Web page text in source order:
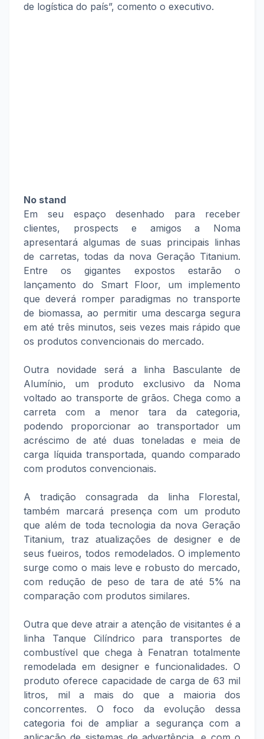
de logística do país”, comento o executivo.
No stand
Em seu espaço desenhado para receber
clientes, prospects e amigos a Noma
apresentará algumas de suas principais linhas
de carretas, todas da nova Geração Titanium.
Entre os gigantes expostos estarão o
lançamento do Smart Floor, um implemento
que deverá romper paradigmas no transporte
de biomassa, ao permitir uma descarga segura
em até três minutos, seis vezes mais rápido que
os produtos convencionais do mercado.
Outra novidade será a linha Basculante de
Alumínio, um produto exclusivo da Noma
voltado ao transporte de grãos. Chega como a
carreta com a menor tara da categoria,
podendo proporcionar ao transportador um
acréscimo de até duas toneladas e meia de
carga líquida transportada, quando comparado
com produtos convencionais.
A tradição consagrada da linha Florestal,
também marcará presença com um produto
que além de toda tecnologia da nova Geração
Titanium, traz atualizações de designer e de
seus fueiros, todos remodelados. O implemento
surge como o mais leve e robusto do mercado,
com redução de peso de tara de até 5% na
comparação com produtos similares.
Outra que deve atrair a atenção de visitantes é a
linha Tanque Cilíndrico para transportes de
combustível que chega à Fenatran totalmente
remodelada em designer e funcionalidades. O
produto oferece capacidade de carga de 63 mil
litros, mil a mais do que a maioria dos
concorrentes. O foco da evolução dessa
categoria foi de ampliar a segurança com a